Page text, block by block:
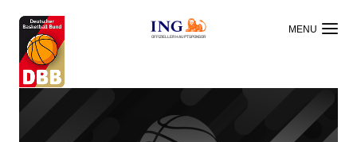
OFFIZIELLER HAUPTSPONSOR